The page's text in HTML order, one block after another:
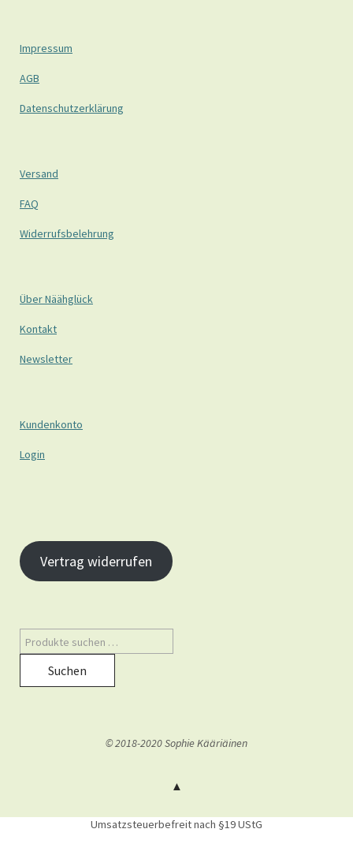
Impressum
AGB
Datenschutzerklärung
Versand
FAQ
Widerrufsbelehrung
Über Näähglück
Kontakt
Newsletter
Kundenkonto
Login
Vertrag widerrufen
Suchen
© 2018-2020 Sophie Kääriäinen
Umsatzsteuerbefreit nach §19 UStG